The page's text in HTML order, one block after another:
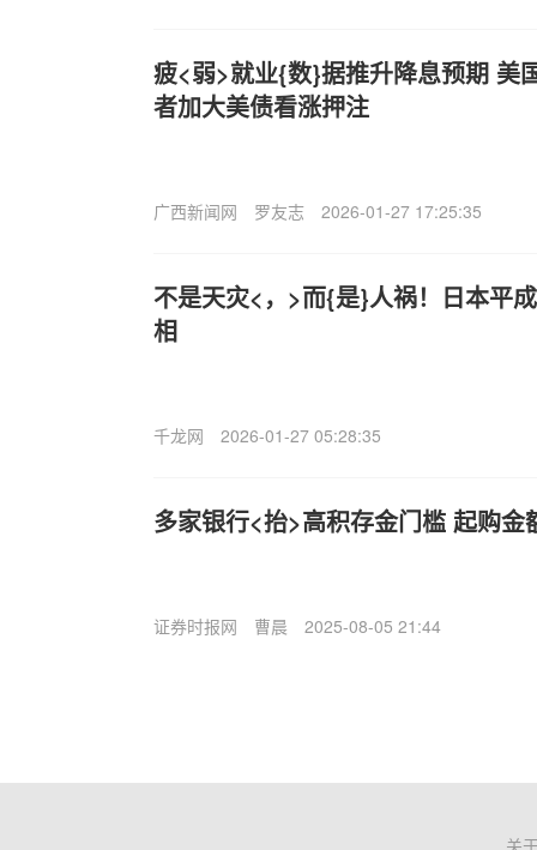
疲<弱>就业{数}据推升降息预期 美
者加大美债看涨押注
广西新闻网 罗友志 2026-01-27 17:25:35
不是天灾<，>而{是}人祸！日本平
相
千龙网 2026-01-27 05:28:35
多家银行<抬>高积存金门槛 起购金
证券时报网 曹晨 2025-08-05 21:44
关